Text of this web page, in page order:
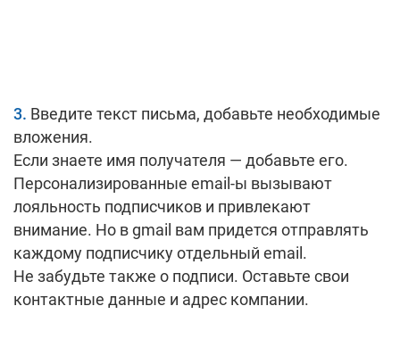
Введите текст письма, добавьте необходимые
вложения.
Если знаете имя получателя — добавьте его.
Персонализированные email-ы вызывают
лояльность подписчиков и привлекают
внимание. Но в gmail вам придется отправлять
каждому подписчику отдельный email.
Не забудьте также о подписи. Оставьте свои
контактные данные и адрес компании.